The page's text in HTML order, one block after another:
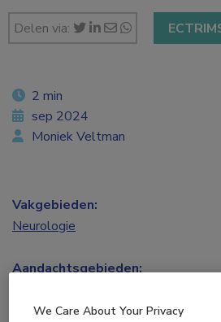
Delen via:
2 min
sep 2024
Moniek Veltman
Vakgebieden:
Neurologie
Aandachtsgebieden:
We Care About Your Privacy